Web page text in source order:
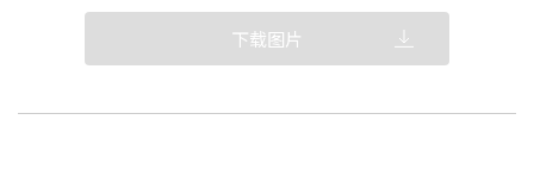
下载图片